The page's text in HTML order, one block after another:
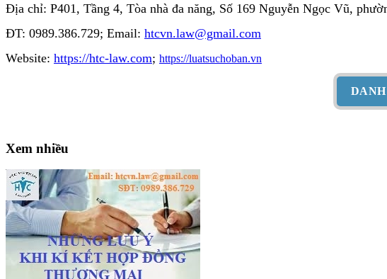
Địa chỉ: P401, Tầng 4, Tòa nhà đa năng, Số 169 Nguyễn Ngọc Vũ,
ĐT: 0989.386.729; Email: htcvn.law@gmail.com
Website: https://htc-law.com; https://luatsuchoban.vn
Xem nhiều